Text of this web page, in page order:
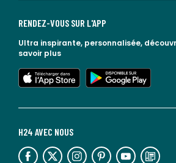
H24 AVEC NOUS
lien vers l'espace réseaux sociaux lien vers l'espace réseaux sociaux lien vers l'espace réseaux sociaux lien vers l'espace réseaux sociaux lien vers l'espace réseaux sociaux lien vers le blog la redoute
RENDEZ-VOUS SUR L'APP
Ultra inspirante, personnalisée,
savoir plus
lien vers l'app store
lien vers google play